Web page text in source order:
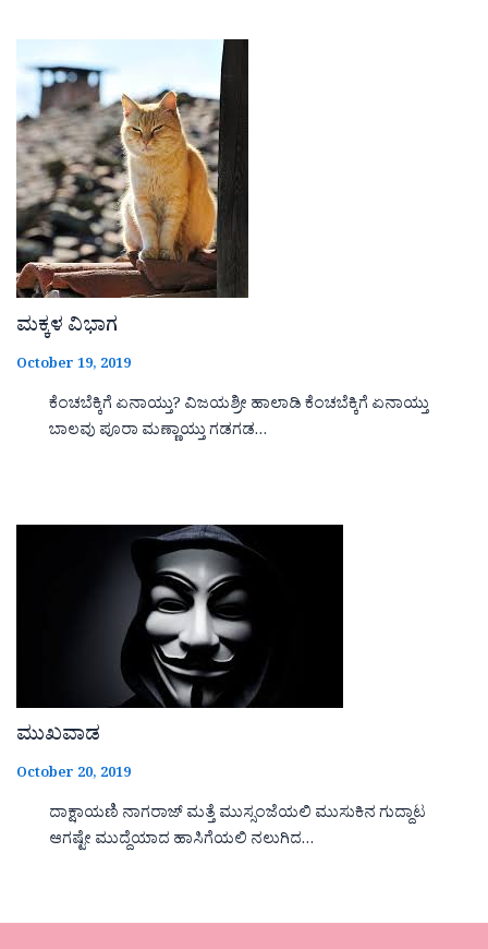
ಮಕ್ಕಳ ವಿಭಾಗ
October 19, 2019
ಕೆಂಚಬೆಕ್ಕಿಗೆ ಏನಾಯ್ತು? ವಿಜಯಶ್ರೀ ಹಾಲಾಡಿ ಕೆಂಚಬೆಕ್ಕಿಗೆ ಏನಾಯ್ತು
ಬಾಲವು ಪೂರಾ ಮಣ್ಣಾಯ್ತು ಗಡಗಡ…
ಮುಖವಾಡ
October 20, 2019
ದಾಕ್ಷಾಯಣಿ ನಾಗರಾಜ್ ಮತ್ತೆ ಮುಸ್ಸಂಜೆಯಲಿ ಮುಸುಕಿನ ಗುದ್ದಾಟ
ಆಗಷ್ಟೇ ಮುದ್ದೆಯಾದ ಹಾಸಿಗೆಯಲಿ ನಲುಗಿದ…